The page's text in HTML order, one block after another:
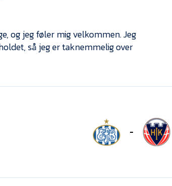
og jeg føler mig velkommen. Jeg
så jeg er taknemmelig over
-